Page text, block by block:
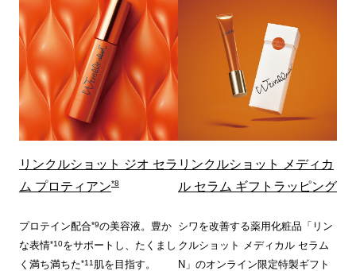
リンクルショット ジオ セラ
ム プロティアン*8
プロテイン配合*9の美容液。豊か
な表情*10をサポートし、たくまし
く満ち満ちた*11 肌を目指す。
リンクルショット メディカ
ル セラム ギフトラッピング
シワを改善する薬用化粧品「リン
クルショット メディカル セラム
N」のオンライン限定特製ギフト